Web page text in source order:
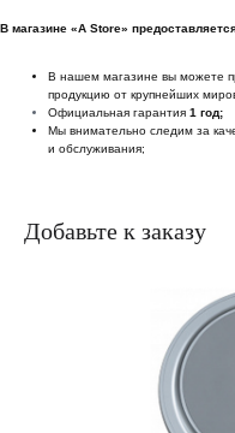
В магазине «A Store»
В нашем магазине вы можете
продукцию от крупнейших
Официальная гарантия 1 год;
Мы внимательно следим за
и обслуживания;
Добавьте к заказу